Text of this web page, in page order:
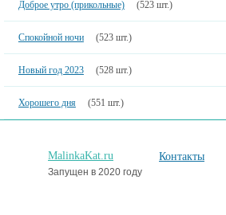
Доброе утро (прикольные)
(523 шт.)
Спокойной ночи (523 шт.)
Новый год 2023 (528 шт.)
Хорошего дня (551 шт.)
MalinkaKat.ru
Запущен в 2020 году
Контакты